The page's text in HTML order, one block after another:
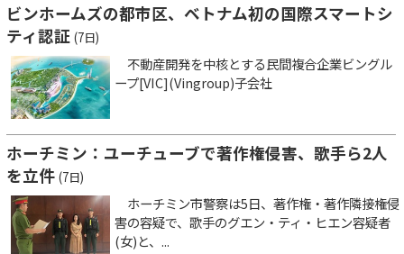
ビンホームズの都市区、ベトナム初の国際スマートシ
ティ認証 (7日)
不動産開発を中核とする民間複合企業ビングル
ープ[VIC](Vingroup)子会社
ホーチミン：ユーチューブで著作権侵害、歌手ら2人
を立件 (7日)
ホーチミン市警察は5日、著作権・著作隣接権侵
害の容疑で、歌手のグエン・ティ・ヒエン容疑者
(女)と、...